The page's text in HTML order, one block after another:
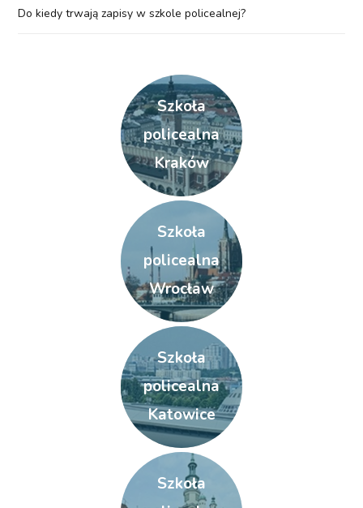
Do kiedy trwają zapisy w szkole policealnej?
Szkoła
policealna
Kraków
Szkoła
policealna
Wrocław
Szkoła
policealna
Katowice
Szkoła